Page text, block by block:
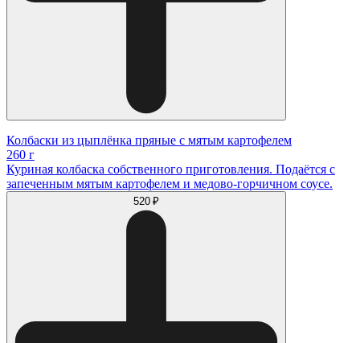
Колбаски из цыплёнка пряные с мятым картофелем
260 г
Куриная колбаска собственного приготовления. Подаётся с
запеченным мятым картофелем и медово-горчичном соусе.
520 ₽